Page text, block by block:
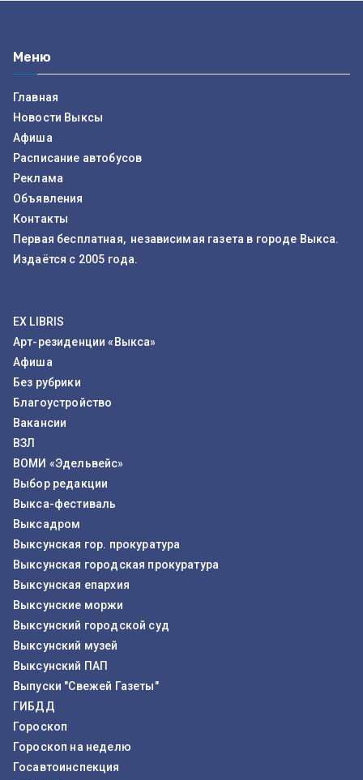
Меню
Главная
Новости Выксы
Афиша
Расписание автобусов
Реклама
Объявления
Контакты
Первая бесплатная, независимая газета в городе Выкса.
Издаётся с 2005 года.
EX LIBRIS
Арт-резиденции «Выкса»
Афиша
Без рубрики
Благоустройство
Вакансии
ВЗЛ
ВОМИ «Эдельвейс»
Выбор редакции
Выкса-фестиваль
Выксадром
Выксунская гор. прокуратура
Выксунская городская прокуратура
Выксунская епархия
Выксунские моржи
Выксунский городской суд
Выксунский музей
Выксунский ПАП
Выпуски "Свежей Газеты"
ГИБДД
Гороскоп
Гороскоп на неделю
Госавтоинспекция